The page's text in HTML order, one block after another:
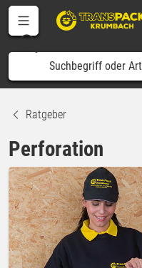
Ratgeber
Perforation